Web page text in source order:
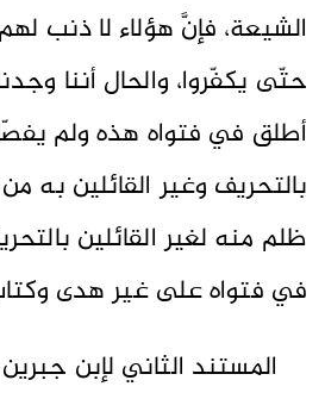
الشيعة، فإنَّ هؤلاء لا ذنب
حتّى يكفّروا، والحال أننا
أطلق في فتواه هذه ولم
بالتحريف وغير القائلين به
ظلم منه لغير القائلين
في فتواه على غير هدى
المستند الثاني لإبن